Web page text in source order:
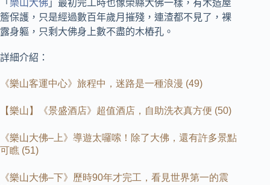
「 樂山大佛 」最初完工時也像榮縣大佛一樣，有木造屋
簷保護，只是經過數百年歲月摧殘，連渣都不見了，裸
露身軀，只剩大佛身上數不盡的木樁孔。
詳細介紹：
《樂山客運中心》旅程中，迷路是一種浪漫 (49)
【樂山】《景盛酒店》超值酒店，自助洗衣真方便 (50)
《樂山大佛– 上》導遊太囉嗦！除了大佛，還有許多景點
可瞧 (51)
《樂山大佛–下》歷時90年才完工，看見世界第一的震